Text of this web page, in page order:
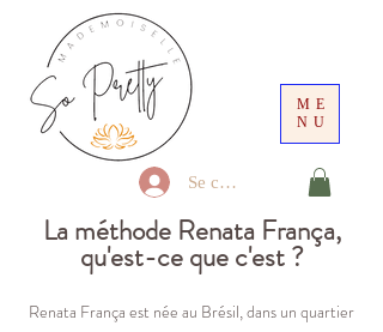
Se connecter
ME
NU
La méthode Renata França,
qu'est-ce que c'est ?
Renata França est née au Brésil, dans un quartier